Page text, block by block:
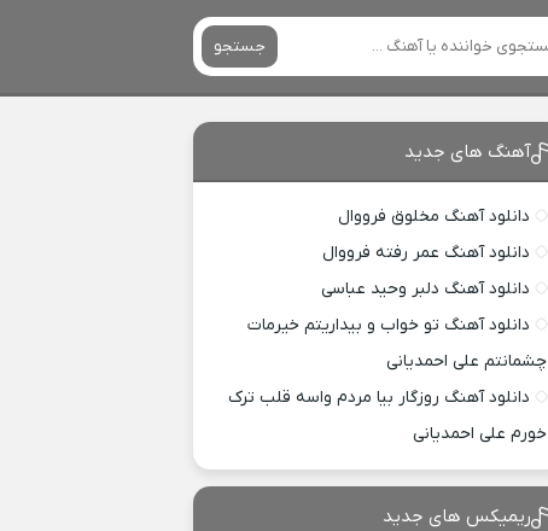
جستجو
آهنگ های جدید
دانلود آهنگ مخلوق فرووال
دانلود آهنگ عمر رفته فرووال
دانلود آهنگ دلبر وحید عباسی
دانلود آهنگ تو خواب و بیداریتم خیرمات
چشمانتم علی احمدیانی
دانلود آهنگ روزگار بیا مردم واسه قلب ترک
خورم علی احمدیانی
ریمیکس های جدید